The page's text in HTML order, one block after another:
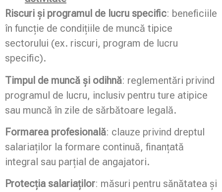
Riscuri și programul de lucru specific: beneficiile
în funcție de condițiile de muncă tipice
sectorului (ex. riscuri, program de lucru
specific).
Timpul de muncă și odihnă: reglementări privind
programul de lucru, inclusiv pentru ture atipice
sau muncă în zile de sărbătoare legală.
Formarea profesională: clauze privind dreptul
salariaților la formare continuă, finanțată
integral sau parțial de angajatori.
Protecția salariaților: măsuri pentru sănătatea și